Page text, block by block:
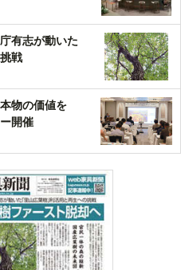
有志が動いた
戦
物の価値を
開催